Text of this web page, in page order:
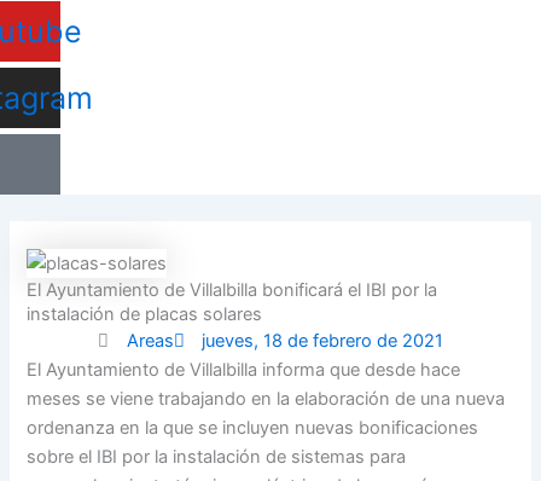
El Ayuntamiento de Villalbilla bonificará el IBI por la
instalación de placas solares
Areas
jueves, 18 de febrero de 2021
El Ayuntamiento de Villalbilla informa que desde hace
meses se viene trabajando en la elaboración de una nueva
ordenanza en la que se incluyen nuevas bonificaciones
sobre el IBI por la instalación de sistemas para